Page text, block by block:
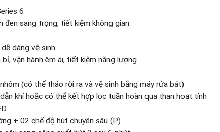
6
đen sang trọng, tiết kiệm không gian
dàng vệ sinh
vận hành êm ái, tiết kiệm năng lượng
(có thể tháo rời ra và vệ sinh bằng máy rửa bát)
khí hoặc có thể kết hợp lọc tuần hoàn qua than hoạt tính
+ 02 chế độ hút chuyên sâu (P)